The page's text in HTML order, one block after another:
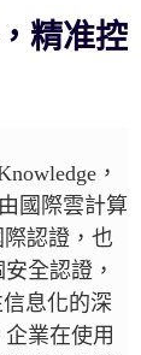
精准控
，
國際雲計算
認證，也
全認證，
息化的深
業在使用